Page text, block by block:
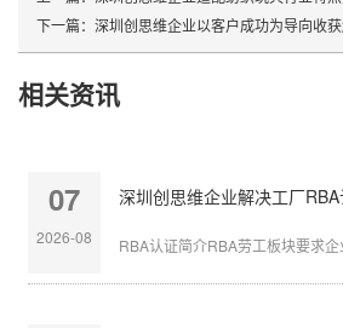
下一篇： 深圳创思维企业以客户成功为导向收获超九
相关资讯
07
2026-08 RBA认证简介RBA劳工板块要求